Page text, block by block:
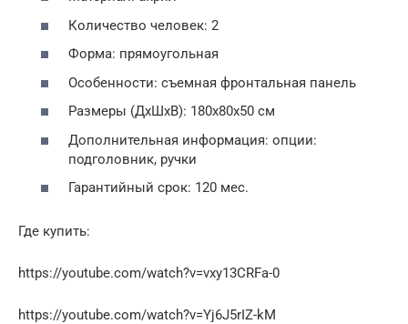
Количество человек: 2
Форма: прямоугольная
Особенности: съемная фронтальная панель
Размеры (ДхШхВ): 180х80х50 см
Дополнительная информация: опции:
подголовник, ручки
Гарантийный срок: 120 мес.
Где купить:
https://youtube.com/watch?v=vxy13CRFa-0
https://youtube.com/watch?v=Yj6J5rIZ-kM